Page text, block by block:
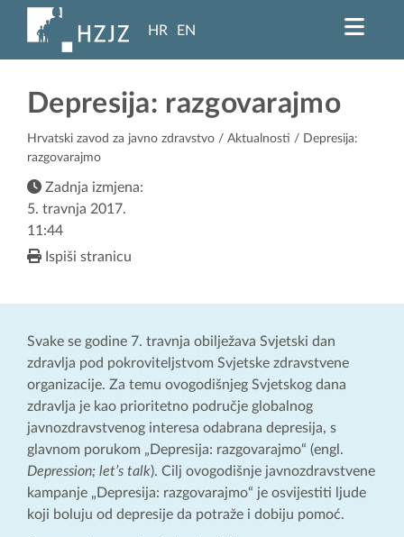
HR EN
Depresija: razgovarajmo
Hrvatski zavod za javno zdravstvo / Aktualnosti / Depresija:
razgovarajmo
Zadnja izmjena:
5. travnja 2017.
11:44
Ispiši stranicu
Svake se godine 7. travnja obilježava Svjetski dan
zdravlja pod pokroviteljstvom Svjetske zdravstvene
organizacije. Za temu ovogodišnjeg Svjetskog dana
zdravlja je kao prioritetno područje globalnog
javnozdravstvenog interesa odabrana depresija, s
glavnom porukom „Depresija: razgovarajmo“ (engl.
Depression; let’s talk). Cilj ovogodišnje javnozdravstvene
kampanje „Depresija: razgovarajmo“ je osvijestiti ljude
koji boluju od depresije da potraže i dobiju pomoć.